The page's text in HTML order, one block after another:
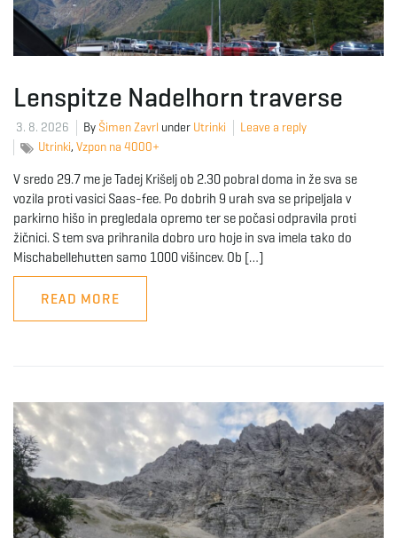
Lenspitze Nadelhorn traverse
3. 8. 2026 By Šimen Zavrl under Utrinki
Leave a reply
Utrinki, Vzpon na 4000+
V sredo 29.7 me je Tadej Krišelj ob 2.30 pobral doma in že sva se
vozila proti vasici Saas-fee. Po dobrih 9 urah sva se pripeljala v
parkirno hišo in pregledala opremo ter se počasi odpravila proti
žičnici. S tem sva prihranila dobro uro hoje in sva imela tako do
Mischabellehutten samo 1000 višincev. Ob […]
READ MORE